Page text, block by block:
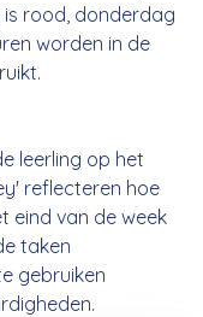
rood, donderdag
worden in de
leerling op het
reflecteren hoe
eind van de week
taken
gebruiken